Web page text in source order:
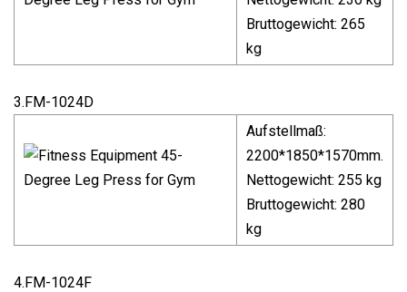
Bruttogewicht: 265
kg
3.FM-1024D
Aufstellmaß:
2200*1850*1570mm.
Nettogewicht: 255 kg
Bruttogewicht: 280
kg
4.FM-1024F